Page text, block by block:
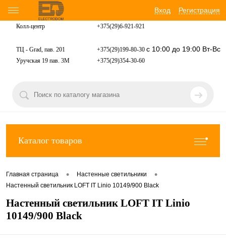
Вход Регистрация
Колл-центр +375(29)6-921-921
ТЦ - Grad, пав. 201 +375(29)199-80-30 с 10:00 до 19:00 Вт-Вс
Уручская 19 пав. 3М +375(29)354-30-60
Каталог товаров
Главная страница • Настенные светильники •
Настенный светильник LOFT IT Linio 10149/900 Black
Настенный светильник LOFT IT Linio
10149/900 Black